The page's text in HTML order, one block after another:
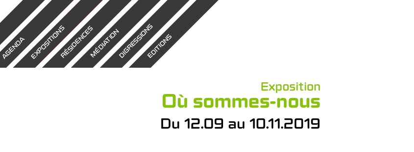
AGENDAEXPOSITIONSRÉSIDENCESMÉDIATIONDIGRESSIONSEDITIONS
Exposition
Où sommes-nous
Du 12.09 au 10.11.2019